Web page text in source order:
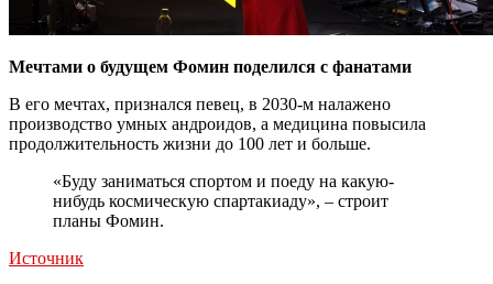
Мечтами о будущем Фомин поделился с фанатами
В его мечтах, признался певец, в 2030-м налажено
производство умных андроидов, а медицина повысила
продолжительность жизни до 100 лет и больше.
«Буду заниматься спортом и поеду на какую-
нибудь космическую спартакиаду», – строит
планы Фомин.
Источник